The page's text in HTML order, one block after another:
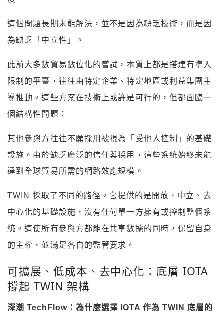
這個問題長期未能解決，並不是因為缺乏技術，而是因
為缺乏「中立性」。
此前大多數貿易數位化的嘗試，本質上都是搭建有準入
限制的平臺，往往由特定企業、特定地區或利益集團主
導推動。這些方案在技術上或許是可行的，但都面臨一
個結構性問題：
其他參與方往往不願採用被視為「受他人控制」的基礎
設施。由於缺乏廣泛的信任與採用，這些系統始終未能
達到全球貿易所需的網路效應規模。
TWIN 採取了不同的路徑。它提供的是開放、中立、去
中心化的基礎設施，沒有任何單一方擁有或控制整個系
統。這使所有參與方都能在共享數據的同時，保留自身
的主權，並滿足各自的監管要求。
可擴展、低成本、去中心化：底層 IOTA
撐起 TWIN 架構
深潮 TechFlow：為什麼選擇 IOTA 作為 TWIN 底層的